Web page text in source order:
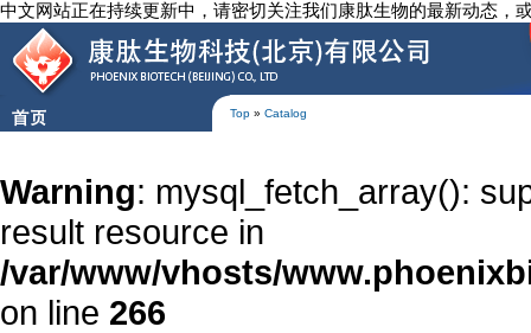
中文网站正在持续更新中，请密切关注我们康肽生物的最新动态，
Top » Catalog
Warning: mysql_fetch_array():
result resource in
/var/www/vhosts/
on line 266